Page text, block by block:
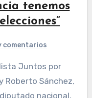
tenemos
comentarios
Roberto Sánchez,
nacional,